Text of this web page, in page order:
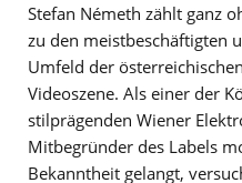
Stefan Németh zählt ganz
zu den meistbeschäftigten
Umfeld der
Videoszene. Als einer der
stilprägenden Wiener
Mitbegründer des Labels
Bekanntheit gelangt,